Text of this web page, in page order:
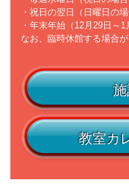
・祝日の翌日（日曜日の
・年末年始（12月29日～1
なお、臨時休館する場合が
教室カ